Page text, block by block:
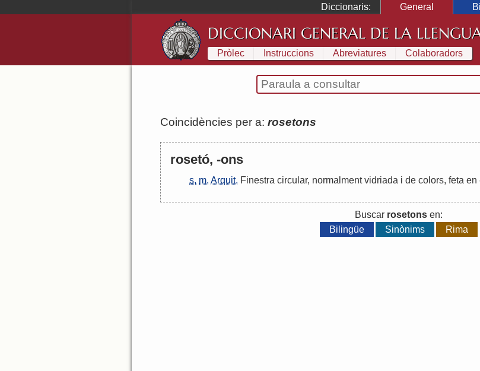
Diccionaris: General
DICCIONARI GENERAL DE LA
Pròlec Instruccions Abreviatures Colaboradors
Coincidències per a: rosetons
rosetó, -ons
s. m. Arquit. Finestra circular, normalment vidriada i de colors, feta en
Buscar rosetons en:
Bilingüe
Sinònims Rima